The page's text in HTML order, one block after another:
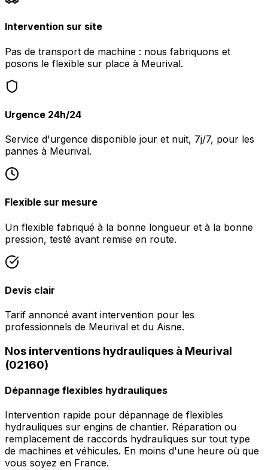
Intervention sur site
Pas de transport de machine : nous fabriquons et
posons le flexible sur place à Meurival.
Urgence 24h/24
Service d'urgence disponible jour et nuit, 7j/7, pour les
pannes à Meurival.
Flexible sur mesure
Un flexible fabriqué à la bonne longueur et à la bonne
pression, testé avant remise en route.
Devis clair
Tarif annoncé avant intervention pour les
professionnels de Meurival et du Aisne.
Nos interventions hydrauliques à Meurival
(02160)
Dépannage flexibles hydrauliques
Intervention rapide pour dépannage de flexibles
hydrauliques sur engins de chantier. Réparation ou
remplacement de raccords hydrauliques sur tout type
de machines et véhicules. En moins d'une heure où que
vous soyez en France.